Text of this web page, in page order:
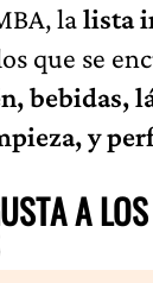
lalista
que se
bebidas,
y
A LOS